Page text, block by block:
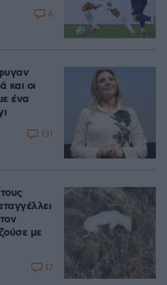
6
οι
ένα
131
με
17